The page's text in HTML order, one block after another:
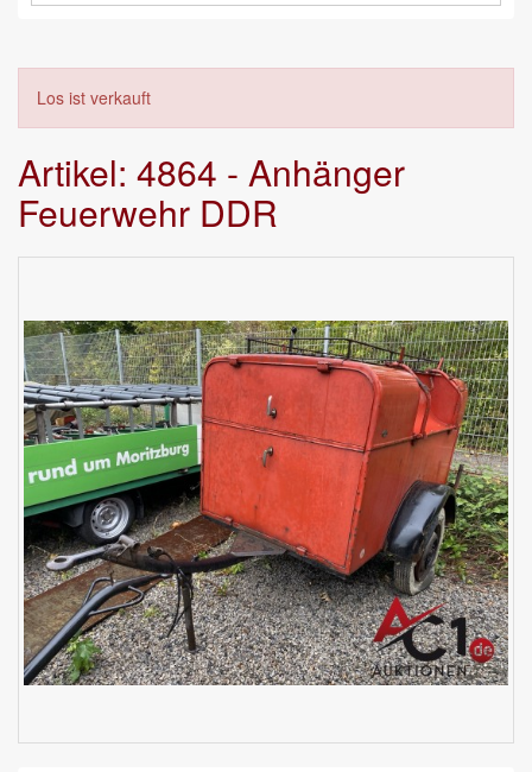
Los ist verkauft
Artikel: 4864 - Anhänger
Feuerwehr DDR